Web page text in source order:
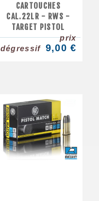
CARTOUCHES
CAL.22LR - RWS -
TARGET PISTOL
prix
dégressif
9,00 €